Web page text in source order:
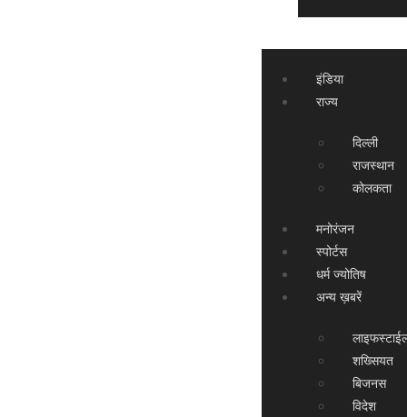
इंडिया
राज्य
दिल्ली
राजस्थान
कोलकता
मनोरंजन
स्पोर्टस
धर्म ज्योतिष
अन्य ख़बरें
शख्सियत
बिजनस
विदेश